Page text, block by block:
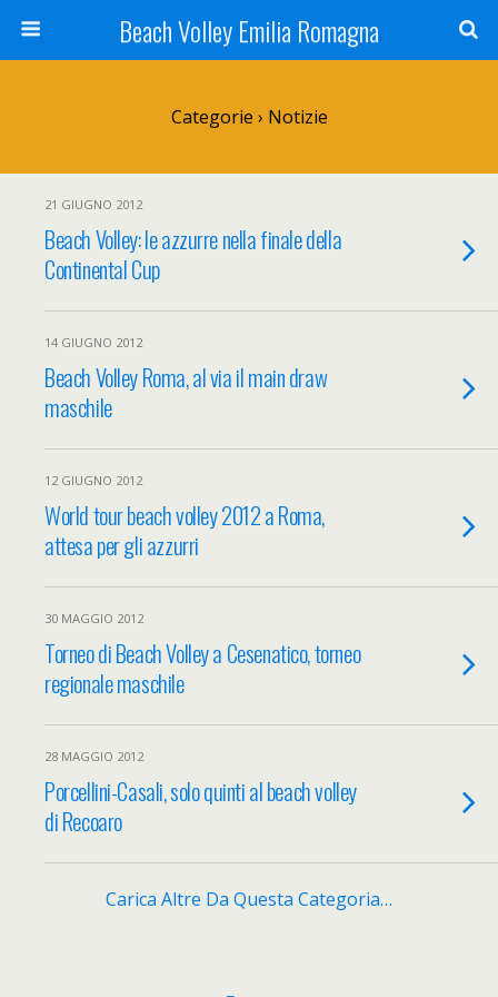
Beach Volley Emilia Romagna
Categorie › Notizie
21 GIUGNO 2012
Beach Volley: le azzurre nella finale della
Continental Cup
14 GIUGNO 2012
Beach Volley Roma, al via il main draw
maschile
12 GIUGNO 2012
World tour beach volley 2012 a Roma,
attesa per gli azzurri
30 MAGGIO 2012
Torneo di Beach Volley a Cesenatico, torneo
regionale maschile
28 MAGGIO 2012
Porcellini-Casali, solo quinti al beach volley
di Recoaro
Carica Altre Da Questa Categoria…